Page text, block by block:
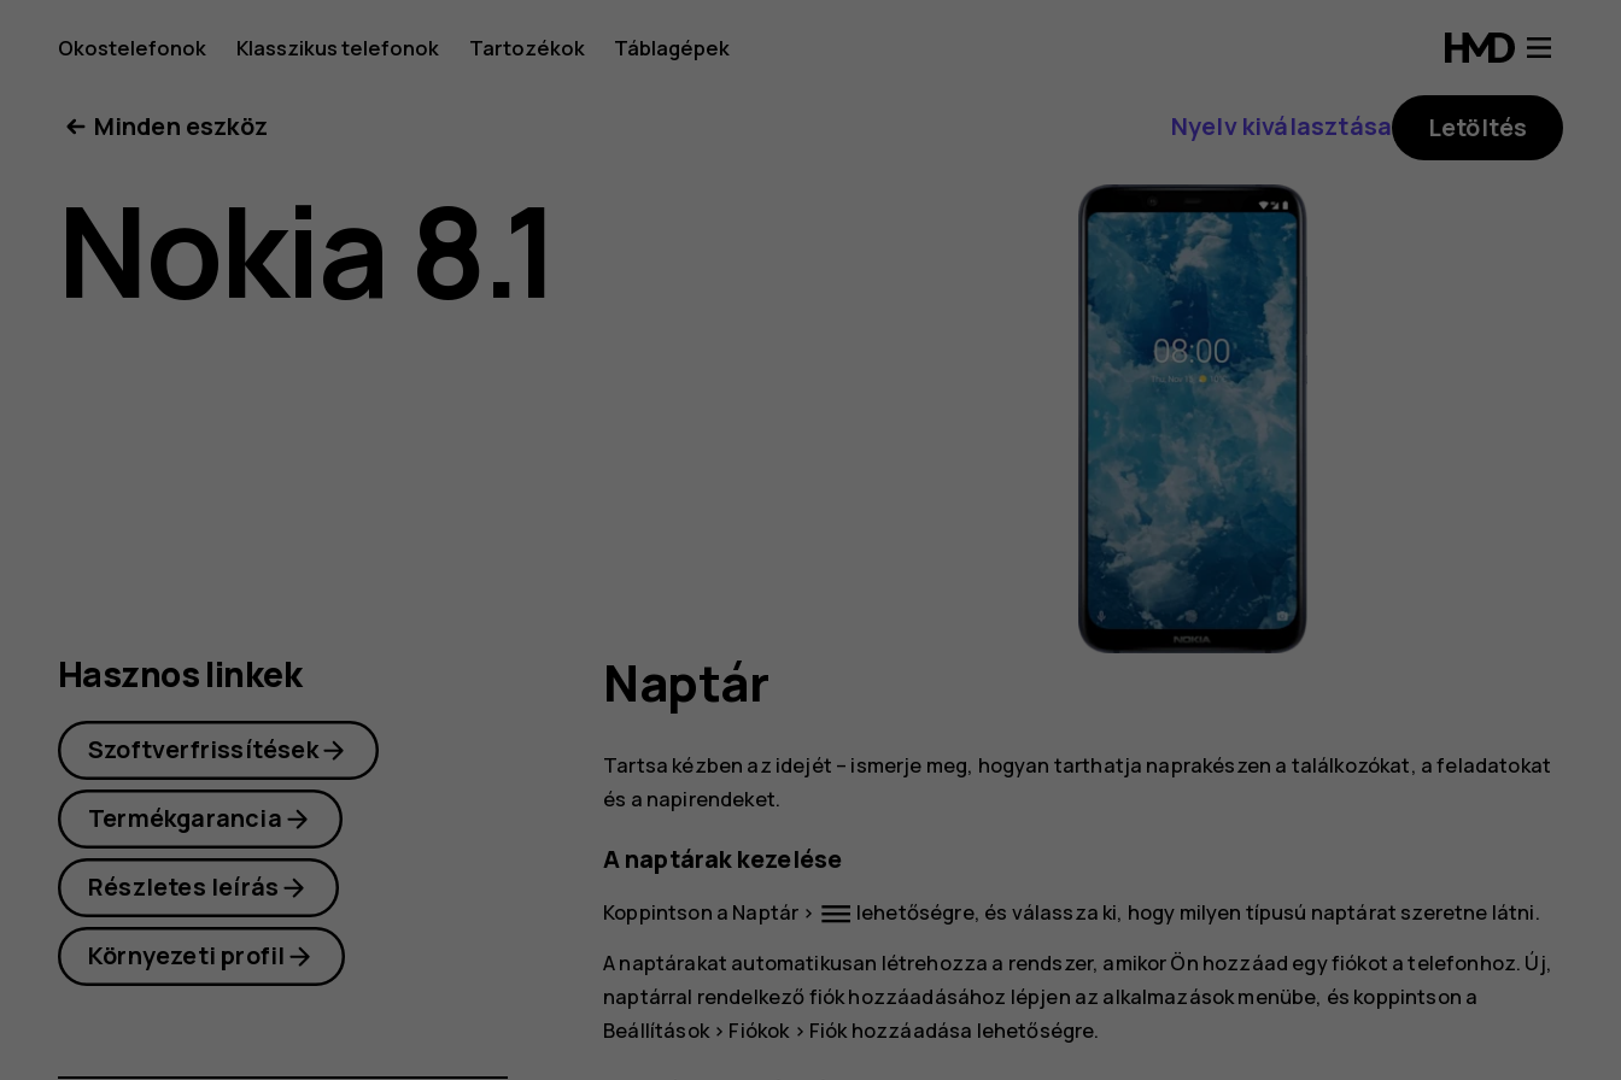
Nokia
8.1
felhasználói
Okostelefonok Klasszikus telefonok Tartozékok Táblagépek
Minden eszköz Nyelv kiválasztása Letöltés
Nokia 8.1
Naptár
Tartsa kézben az idejét – ismerje meg, hogyan tarthatja naprakészen a találkozókat, a feladatokat
és a napirendeket.
A naptárak kezelése
Koppintson a Naptár > dehaze lehetőségre, és válassza ki, hogy milyen típusú naptárat szeretne látni.
A naptárakat automatikusan létrehozza a rendszer, amikor Ön hozzáad egy fiókot a telefonhoz. Új,
naptárral rendelkező fiók hozzáadásához lépjen az alkalmazások menübe, és koppintson a
Beállítások> Fiókok> Fiók hozzáadása lehetőségre.
Hasznos linkek
Szoftverfrissítések
Termékgarancia
Részletes leírás
Környezeti profil